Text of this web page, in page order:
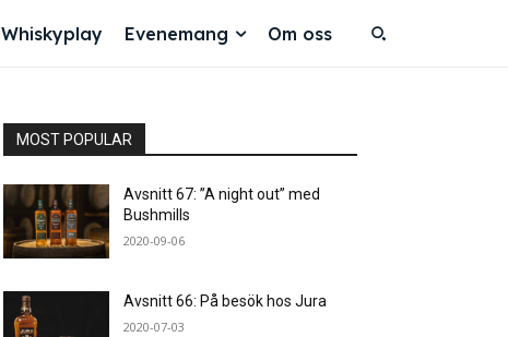
Whiskyplay Evenemang Om oss
MOST POPULAR
Avsnitt 67: ”A night out” med
Bushmills
2020-09-06
Avsnitt 66: På besök hos Jura
2020-07-03